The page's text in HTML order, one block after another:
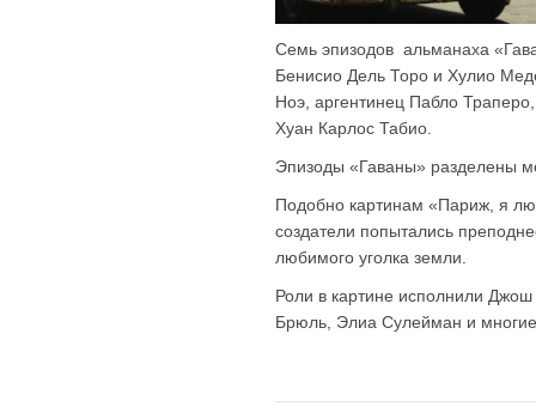
Семь эпизодов альманаха
Бенисио Дель Торо и Хулио
Ноэ, аргентинец Пабло
Хуан Карлос Табио.
Эпизоды «Гаваны» разделены
Подобно картинам «Париж, я
создатели попытались
любимого уголка земли.
Роли в картине исполнили
Брюль, Элиа Сулейман и многие